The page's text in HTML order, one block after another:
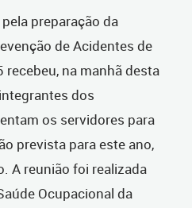
preparação da
de Acidentes de
na manhã desta
dos
os servidores para
prevista para este ano,
A reunião foi realizada
Ocupacional da